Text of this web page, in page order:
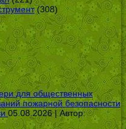
(308)
для общественных
пожарной безопасности
05.08.2026 | Автор: